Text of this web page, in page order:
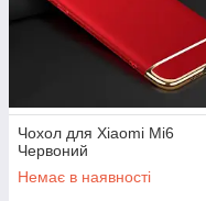
Чохол для Xiaomi Mi6
Червоний
Немає в наявності